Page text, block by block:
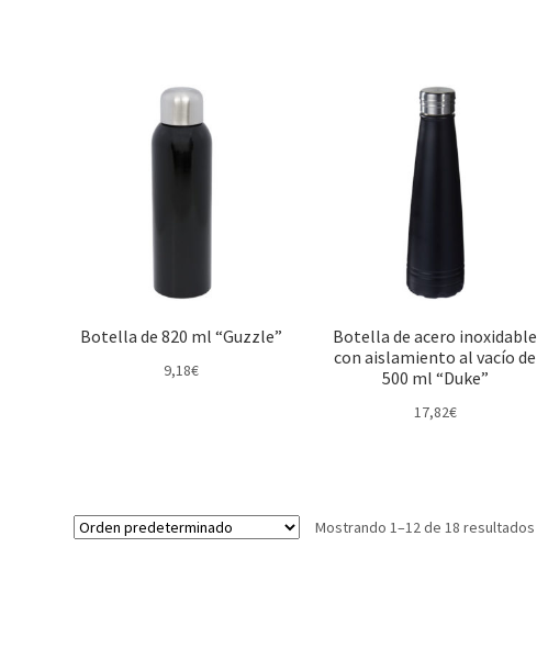
Botella de 820 ml “Guzzle”
9,18€
Botella de acero inoxidable
con aislamiento al vacío de
500 ml “Duke”
17,82€
Mostrando 1–12 de 18 resultados